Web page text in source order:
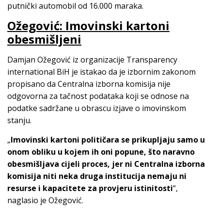
putnički automobil od 16.000 maraka.
Ožegović: Imovinski kartoni
obesmišljeni
Damjan Ožegović iz organizacije Transparency
international BiH je istakao da je izbornim zakonom
propisano da Centralna izborna komisija nije
odgovorna za tačnost podataka koji se odnose na
podatke sadržane u obrascu izjave o imovinskom
stanju.
„Imovinski kartoni političara se prikupljaju samo u
onom obliku u kojem ih oni popune, što naravno
obesmišljava cijeli proces, jer ni Centralna izborna
komisija niti neka druga institucija nemaju ni
resurse i kapacitete za provjeru istinitosti“,
naglasio je Ožegović.